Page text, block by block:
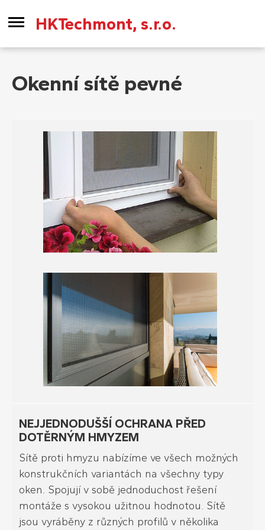
HKTechmont, s.r.o.
Okenní sítě pevné
NEJJEDNODUŠŠÍ OCHRANA PŘED
DOTĚRNÝM HMYZEM
Sítě proti hmyzu nabízíme ve všech možných
konstrukčních variantách na všechny typy
oken. Spojují v sobě jednoduchost řešení
montáže s vysokou užitnou hodnotou. Sítě
jsou vyráběny z různých profilů v několika